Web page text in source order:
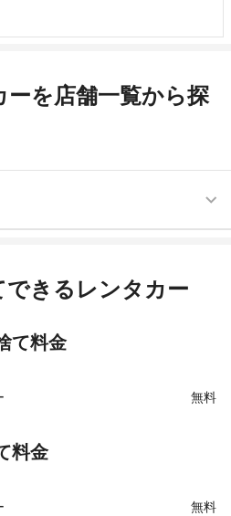
ーを店舗一覧から探
歩で約5分（送迎なし）
ジはこちら
できるレンタカー
て料金
無料
料金
無料